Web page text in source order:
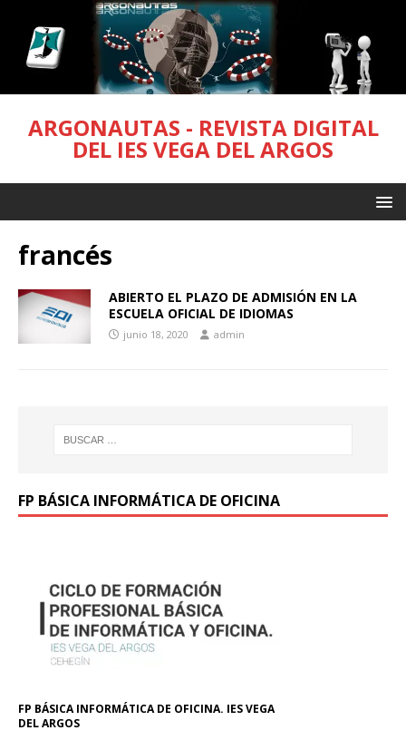
ARGONAUTAS - REVISTA DIGITAL
DEL IES VEGA DEL ARGOS
francés
ABIERTO EL PLAZO DE ADMISIÓN EN LA
ESCUELA OFICIAL DE IDIOMAS
junio 18, 2020 admin
FP BÁSICA INFORMÁTICA DE OFICINA
FP BÁSICA INFORMÁTICA DE OFICINA. IES VEGA
DEL ARGOS